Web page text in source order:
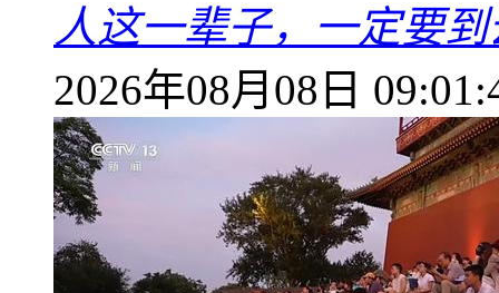
人这一辈子，一定要
2026年08月08日